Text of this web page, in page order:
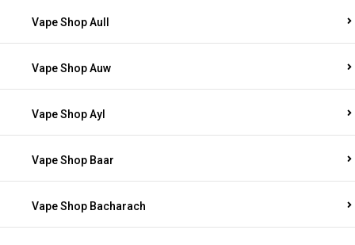
Vape Shop Aull
Vape Shop Auw
Vape Shop Ayl
Vape Shop Baar
Vape Shop Bacharach